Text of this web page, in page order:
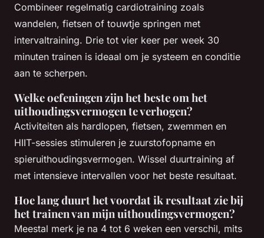
Combineer regelmatig cardiotraining zoals
wandelen, fietsen of touwtje springen met
intervaltraining. Drie tot vier keer per week 30
minuten trainen is ideaal om je systeem en conditie
aan te scherpen.
Welke oefeningen zijn het beste om het
uithoudingsvermogen te verhogen?
Activiteiten als hardlopen, fietsen, zwemmen en
HIIT-sessies stimuleren je zuurstofopname en
spieruithoudingsvermogen. Wissel duurtraining af
met intensieve intervallen voor het beste resultaat.
Hoe lang duurt het voordat ik resultaat zie bij
het trainen van mijn uithoudingsvermogen?
Meestal merk je na 4 tot 6 weken een verschil, mits